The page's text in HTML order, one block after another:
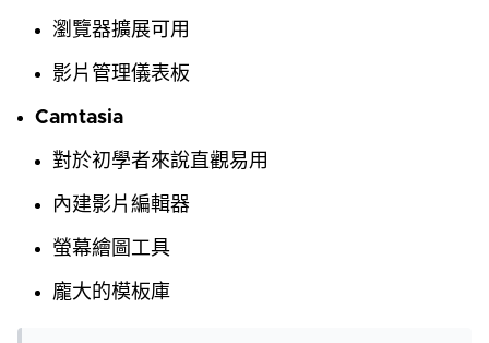
瀏覽器擴展可用
影片管理儀表板
Camtasia
對於初學者來說直觀易用
內建影片編輯器
螢幕繪圖工具
龐大的模板庫